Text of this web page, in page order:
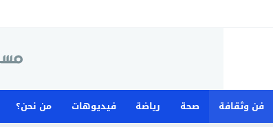
فن وثقافة صحة رياضة فيديوهات
من نحن؟